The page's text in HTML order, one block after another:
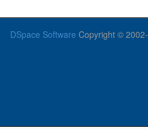
DSpace Software Copyright ©